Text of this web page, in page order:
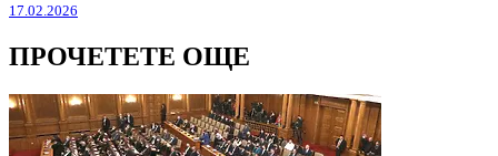
17.02.2026
ПРОЧЕТЕТЕ ОЩЕ